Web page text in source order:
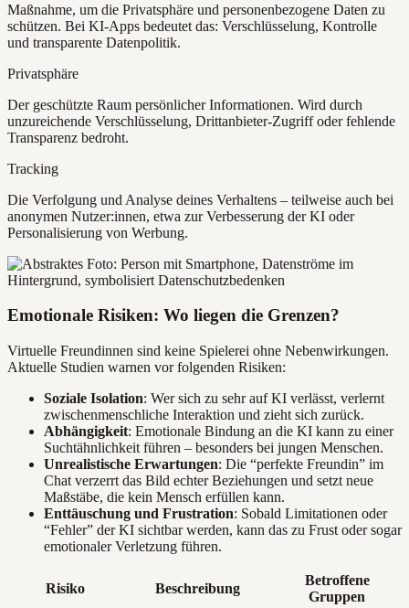
Maßnahme, um die Privatsphäre und personenbezogene Daten zu
schützen. Bei KI-Apps bedeutet das: Verschlüsselung, Kontrolle
und transparente Datenpolitik.
Privatsphäre
Der geschützte Raum persönlicher Informationen. Wird durch
unzureichende Verschlüsselung, Drittanbieter-Zugriff oder fehlende
Transparenz bedroht.
Tracking
Die Verfolgung und Analyse deines Verhaltens – teilweise auch bei
anonymen Nutzer:innen, etwa zur Verbesserung der KI oder
Personalisierung von Werbung.
Emotionale Risiken: Wo liegen die Grenzen?
Virtuelle Freundinnen sind keine Spielerei ohne Nebenwirkungen.
Aktuelle Studien warnen vor folgenden Risiken:
Soziale Isolation: Wer sich zu sehr auf KI verlässt, verlernt
zwischenmenschliche Interaktion und zieht sich zurück.
Abhängigkeit: Emotionale Bindung an die KI kann zu einer
Suchtähnlichkeit führen – besonders bei jungen Menschen.
Unrealistische Erwartungen: Die “perfekte Freundin” im
Chat verzerrt das Bild echter Beziehungen und setzt neue
Maßstäbe, die kein Mensch erfüllen kann.
Enttäuschung und Frustration: Sobald Limitationen oder
“Fehler” der KI sichtbar werden, kann das zu Frust oder sogar
emotionaler Verletzung führen.
Risiko Beschreibung
Betroffene
Gruppen